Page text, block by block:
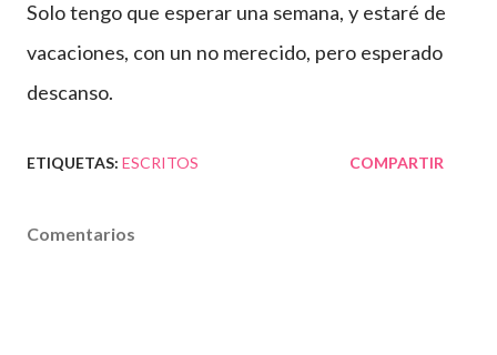
Solo tengo que esperar una semana, y estaré de
vacaciones, con un no merecido, pero esperado
descanso.
ETIQUETAS: ESCRITOS COMPARTIR
Comentarios